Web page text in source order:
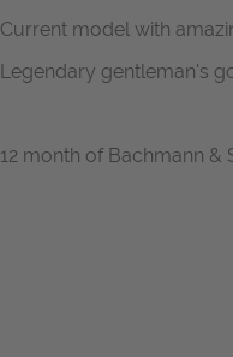
Current model with
Legendary gentleman's
12 month of Bachmann &